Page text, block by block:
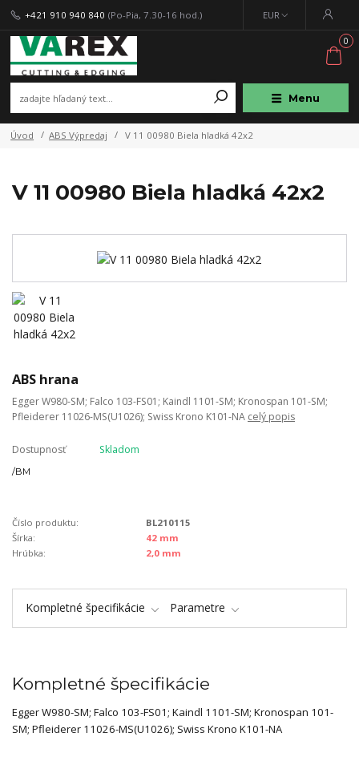
Menu
EUR
+421 910 940 840 (Po-Pia, 7.30-16 hod.)
0
Úvod ABS Výpredaj V 11 00980 Biela hladká 42x2
V 11 00980 Biela hladká 42x2
ABS hrana
Egger W980-SM; Falco 103-FS01; Kaindl 1101-SM; Kronospan 101-SM;
Pfleiderer 11026-MS(U1026); Swiss Krono K101-NA celý popis
Dostupnosť Skladom
/BM
Číslo produktu:
BL210115
Šírka:
42 mm
Hrúbka:
2,0 mm
Kompletné špecifikácie Parametre
Kompletné špecifikácie
Egger W980-SM; Falco 103-FS01; Kaindl 1101-SM; Kronospan 101-
SM; Pfleiderer 11026-MS(U1026); Swiss Krono K101-NA